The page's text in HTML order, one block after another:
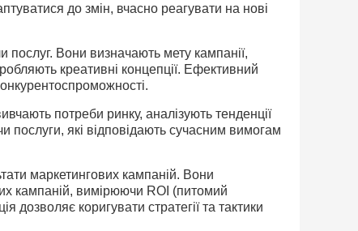
до змін, вчасно реагувати на нові
послуг. Вони визначають мету кампанії,
креативні концепції. Ефективний
потреби ринку, аналізують тенденції
послуги, які відповідають сучасним вимогам
маркетингових кампаній. Вони
кампаній, вимірюючи ROI (питомий
дозволяє коригувати стратегії та тактики